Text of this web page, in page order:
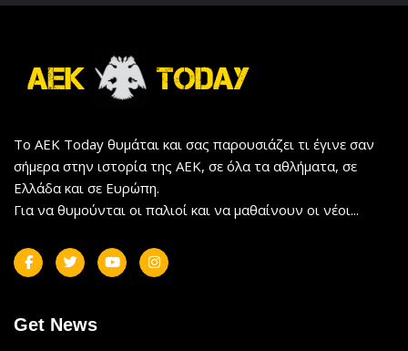
Το AEK Today θυμάται και σας παρουσιάζει τι έγινε σαν
σήμερα στην ιστορία της ΑΕΚ, σε όλα τα αθλήματα, σε
Ελλάδα και σε Ευρώπη.
Για να θυμούνται οι παλιοί και να μαθαίνουν οι νέοι...
Get News